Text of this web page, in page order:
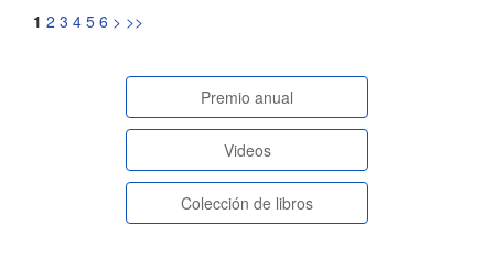
1 2 3 4 5 6 > >>
paginasespeciales
Premio anual
Videos
Colección de libros